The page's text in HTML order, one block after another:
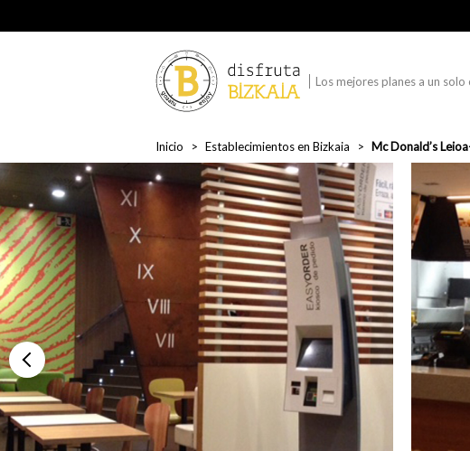
Los mejores planes a un solo
Inicio Establecimientos en Bizkaia Mc Donald’s